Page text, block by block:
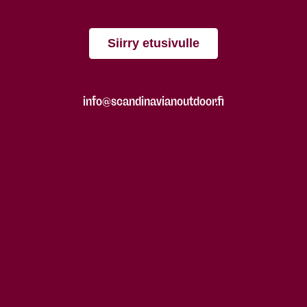
Siirry etusivulle
info@scandinavianoutdoor.fi